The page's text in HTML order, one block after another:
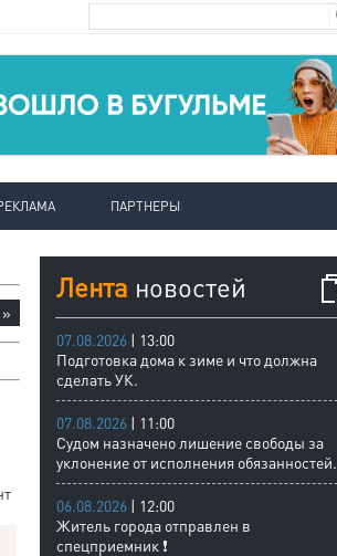
ПАРТНЕРЫ
»
Лента новостей
07.08.2026 | 13:00
Подготовка дома к зиме и что должна
сделать УК.
07.08.2026 | 11:00
Судом назначено лишение свободы за
уклонение от исполнения обязанностей.
06.08.2026 | 12:00
Житель города отправлен в
спецприемник ❗